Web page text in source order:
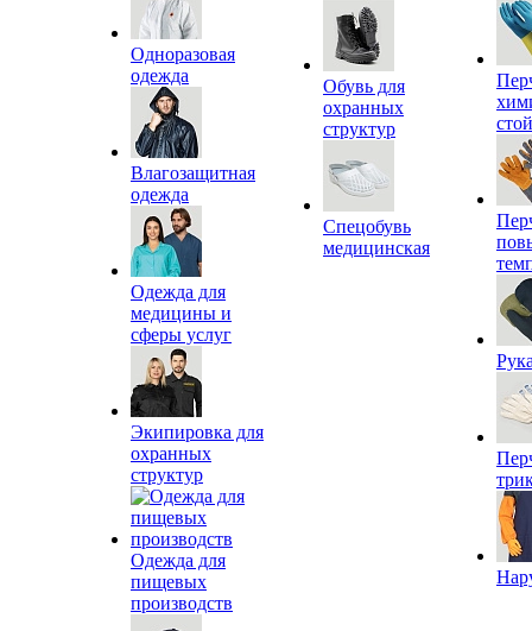
Одноразовая
одежда
Влагозащитная
одежда
Одежда для
медицины и
сферы услуг
Экипировка для
охранных
структур
Одежда для
пищевых
производств
Обувь для
охранных
структур
Спецобувь
медицинская